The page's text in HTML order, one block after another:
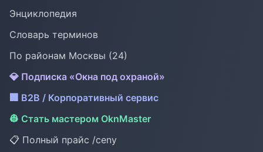
Энциклопедия
Словарь терминов
По районам Москвы (24)
💎 Подписка «Окна под охраной»
🏢 B2B / Корпоративный сервис
👷 Стать мастером OknMaster
📋 Полный прайс /ceny